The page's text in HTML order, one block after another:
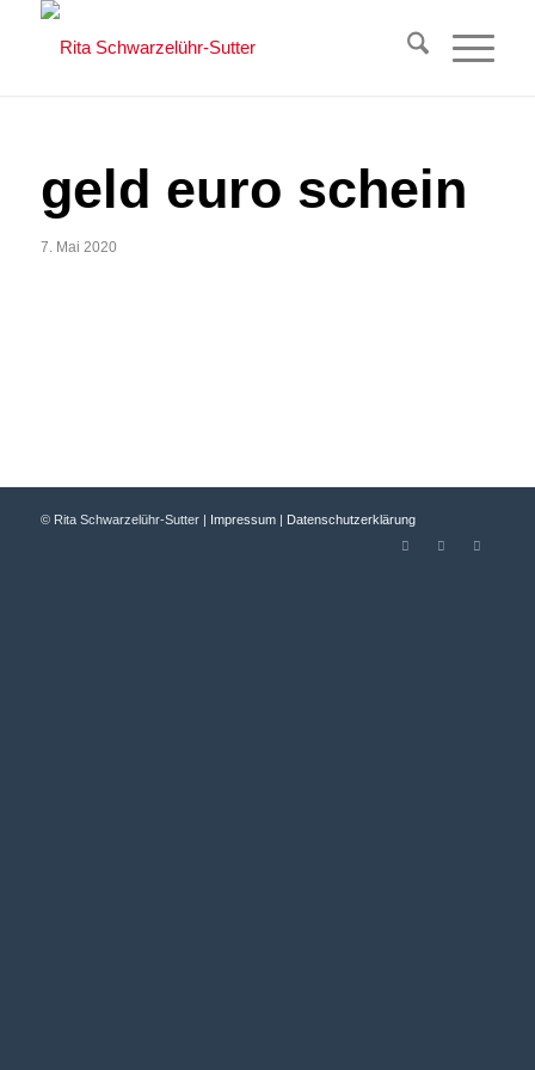
geld euro schein
7. Mai 2020
© Rita Schwarzelühr-Sutter | Impressum| Datenschutzerklärung